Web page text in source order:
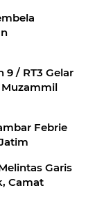
/ RT3 Gelar
Muzammil
Febrie
Garis
Camat